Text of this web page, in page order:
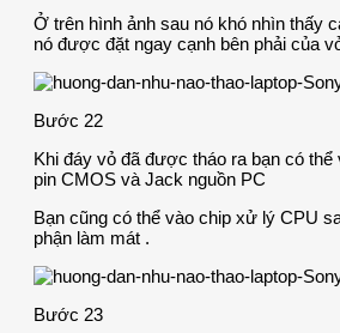
Ở trên hình ảnh sau nó khó nhìn thấy
nó được đặt ngay cạnh bên phải của
Bước 22
Khi đáy vỏ đã được tháo ra bạn có thể
pin CMOS và Jack nguồn PC
Bạn cũng có thể vào chip xử lý CPU
phận làm mát .
Bước 23